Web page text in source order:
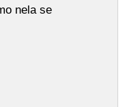
nela se